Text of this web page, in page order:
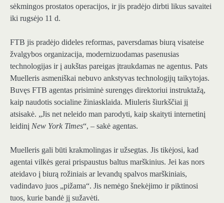
sėkmingos prostatos operacijos, ir jis pradėjo dirbti likus savaitei
iki rugsėjo 11 d.
FTB jis pradėjo dideles reformas, paversdamas biurą visateise
žvalgybos organizacija, modernizuodamas pasenusias
technologijas ir į aukštas pareigas įtraukdamas ne agentus. Pats
Muelleris asmeniškai nebuvo ankstyvas technologijų taikytojas.
Buvęs FTB agentas prisiminė surengęs direktoriui instruktažą,
kaip naudotis socialine žiniasklaida. Miuleris šiurkščiai jį
atsisakė. „Jis net neleido man parodyti, kaip skaityti internetinį
leidinį New York Times“, – sakė agentas.
Muelleris gali būti krakmolingas ir užsegtas. Jis tikėjosi, kad
agentai vilkės gerai prispaustus baltus marškinius. Jei kas nors
ateidavo į biurą rožiniais ar levandų spalvos marškiniais,
vadindavo juos „pižama“. Jis nemėgo šnekėjimo ir piktinosi
tuos, kurie bandė jį sužavėti.